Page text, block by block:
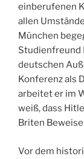
einberufenen
allen
München
Studienfreund
deutschen
Konferenz als
arbeitet er im
weiß, dass
Briten
Vor dem